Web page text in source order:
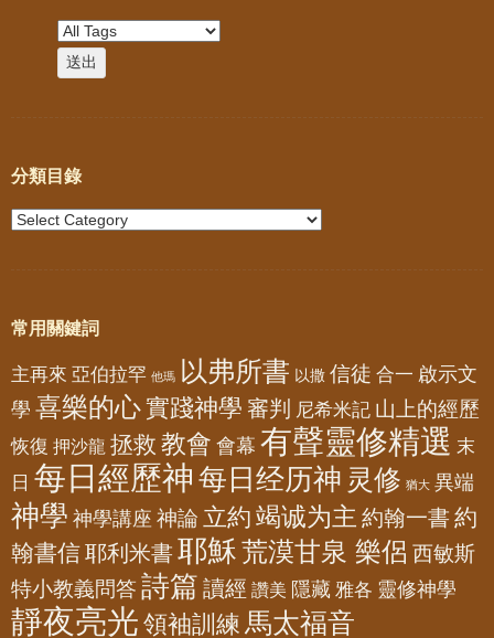
分類目錄
常用關鍵詞
主再來 亞伯拉罕 他瑪 以弗所書 以撒 信徒 合一 啟示文
學 喜樂的心實踐神學 審判 尼希米記 山上的經歷
恢復 押沙龍 拯救 教會 會幕 有聲靈修精選 末
日 每日經歷神 每日经历神 灵修 猶大 異端
神學 神學講座 神論 立約 竭诚为主 約翰一書 約
翰書信耶利米書 耶穌荒漠甘泉 樂侶 西敏斯
特小教義問答詩篇 讀經 讚美 隱藏 雅各 靈修神學
靜夜亮光 領袖訓練 馬太福音